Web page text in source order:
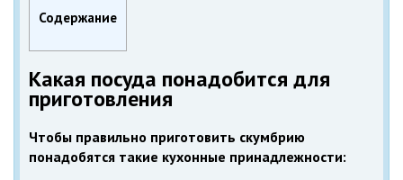
Содержание
Какая посуда понадобится для
приготовления
Чтобы правильно приготовить скумбрию
понадобятся такие кухонные принадлежности: